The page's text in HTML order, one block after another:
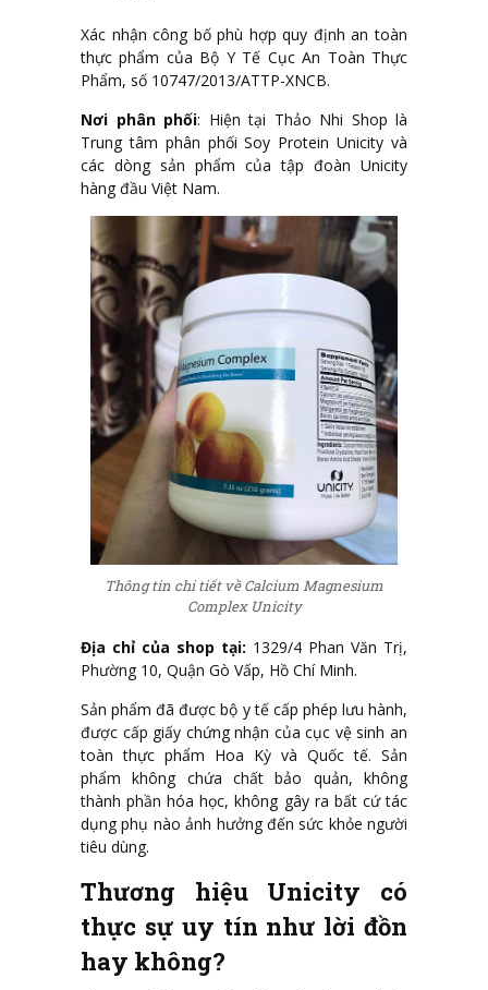
Xác nhận công bố phù hợp quy định an toàn
thực phẩm của Bộ Y Tế Cục An Toàn Thực
Phẩm, số 10747/2013/ATTP-XNCB.
Nơi phân phối: Hiện tại Thảo Nhi Shop là
Trung tâm phân phối Soy Protein Unicity và
các dòng sản phẩm của tập đoàn Unicity
hàng đầu Việt Nam.
Thông tin chi tiết về Calcium Magnesium
Complex Unicity
Địa chỉ của shop tại: 1329/4 Phan Văn Trị,
Phường 10, Quận Gò Vấp, Hồ Chí Minh.
Sản phẩm đã được bộ y tế cấp phép lưu hành,
được cấp giấy chứng nhận của cục vệ sinh an
toàn thực phẩm Hoa Kỳ và Quốc tế. Sản
phẩm không chứa chất bảo quản, không
thành phần hóa học, không gây ra bất cứ tác
dụng phụ nào ảnh hưởng đến sức khỏe người
tiêu dùng.
Thương hiệu Unicity có
thực sự uy tín như lời đồn
hay không?